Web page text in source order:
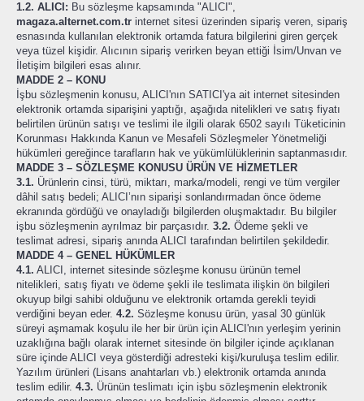
1.2. ALICI: Bu sözleşme kapsamında "ALICI",
magaza.alternet.com.tr internet sitesi üzerinden sipariş veren, sipariş
esnasında kullanılan elektronik ortamda fatura bilgilerini giren gerçek
veya tüzel kişidir. Alıcının sipariş verirken beyan ettiği İsim/Unvan ve
İletişim bilgileri esas alınır.
MADDE 2 – KONU
İşbu sözleşmenin konusu, ALICI'nın SATICI'ya ait internet sitesinden
elektronik ortamda siparişini yaptığı, aşağıda nitelikleri ve satış fiyatı
belirtilen ürünün satışı ve teslimi ile ilgili olarak 6502 sayılı Tüketicinin
Korunması Hakkında Kanun ve Mesafeli Sözleşmeler Yönetmeliği
hükümleri gereğince tarafların hak ve yükümlülüklerinin saptanmasıdır.
MADDE 3 – SÖZLEŞME KONUSU ÜRÜN VE HİZMETLER
3.1. Ürünlerin cinsi, türü, miktarı, marka/modeli, rengi ve tüm vergiler
dâhil satış bedeli; ALICI’nın siparişi sonlandırmadan önce ödeme
ekranında gördüğü ve onayladığı bilgilerden oluşmaktadır. Bu bilgiler
işbu sözleşmenin ayrılmaz bir parçasıdır. 3.2. Ödeme şekli ve
teslimat adresi, sipariş anında ALICI tarafından belirtilen şekildedir.
MADDE 4 – GENEL HÜKÜMLER
4.1. ALICI, internet sitesinde sözleşme konusu ürünün temel
nitelikleri, satış fiyatı ve ödeme şekli ile teslimata ilişkin ön bilgileri
okuyup bilgi sahibi olduğunu ve elektronik ortamda gerekli teyidi
verdiğini beyan eder. 4.2. Sözleşme konusu ürün, yasal 30 günlük
süreyi aşmamak koşulu ile her bir ürün için ALICI'nın yerleşim yerinin
uzaklığına bağlı olarak internet sitesinde ön bilgiler içinde açıklanan
süre içinde ALICI veya gösterdiği adresteki kişi/kuruluşa teslim edilir.
Yazılım ürünleri (Lisans anahtarları vb.) elektronik ortamda anında
teslim edilir. 4.3. Ürünün teslimatı için işbu sözleşmenin elektronik